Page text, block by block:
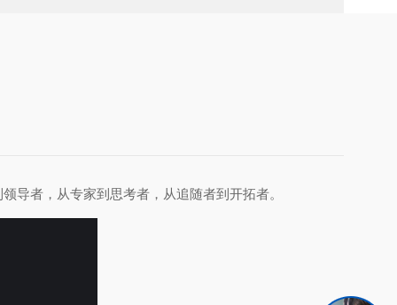
导者，从专家到思考者，从追随者到开拓者。